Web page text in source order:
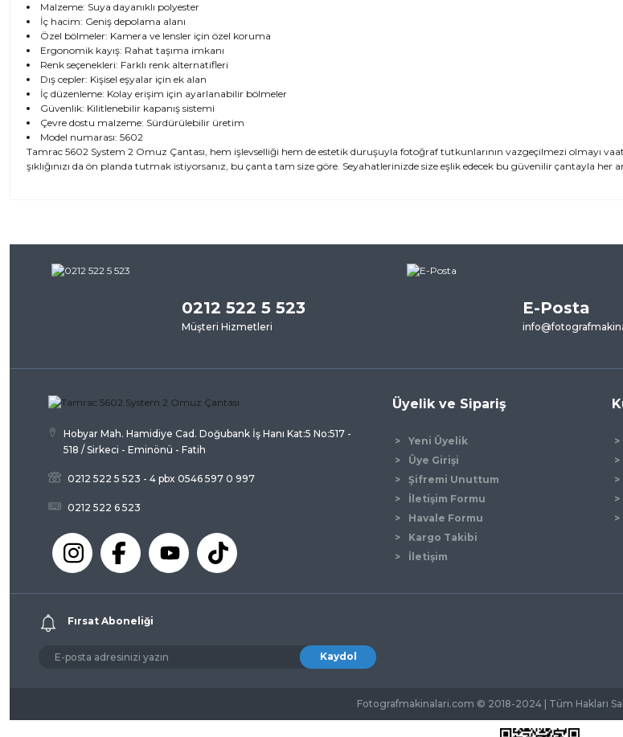
Malzeme: Suya dayanıklı polyester
İç hacim: Geniş depolama alanı
Özel bölmeler: Kamera ve lensler için özel koruma
Ergonomik kayış: Rahat taşıma imkanı
Renk seçenekleri: Farklı renk alternatifleri
Dış cepler: Kişisel eşyalar için ek alan
İç düzenleme: Kolay erişim için ayarlanabilir bölmeler
Güvenlik: Kilitlenebilir kapanış sistemi
Çevre dostu malzeme: Sürdürülebilir üretim
Model numarası: 5602
Tamrac 5602 System 2 Omuz Çantası, hem işlevselliği hem de estetik duruşuyla fotoğraf tutkunlarının vazgeçilmezi olmayı
şıklığınızı da ön planda tutmak istiyorsanız, bu çanta tam size göre. Seyahatlerinizde size eşlik edecek bu güvenilir çantayla her
Görüş ve önerileriniz için teşekkür ederiz.
Ürün resmi kalitesiz, bozuk veya görüntülenemiyor.
Ürün açıklamasında eksik bilgiler bulunuyor.
Ürün fiyatı diğer sitelerden daha pahalı.
Bu ürüne benzer farklı alternatifler olmalı.
Gönder
0212 522 5 523
Müşteri Hizmetleri
E-Posta
Hobyar Mah. Hamidiye Cad. Doğubank İş Hanı Kat:5 No:517 -
518 / Sirkeci - Eminönü - Fatih
0212 522 5 523 - 4 pbx 0546 597 0 997
0212 522 6 523
Üyelik ve Sipariş
Yeni Üyelik
Üye Girişi
Şifremi Unuttum
İletişim Formu
Havale Formu
Kargo Takibi
İletişim
Fırsat Aboneliği
Kaydol
Fotografmakinalari.com © 2018-2024 | Tüm Hakları